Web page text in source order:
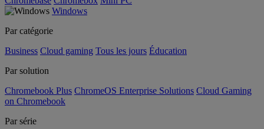
Windows
Par catégorie
Business Cloud gaming Tous les jours Éducation
Par solution
Chromebook Plus ChromeOS Enterprise Solutions Cloud Gaming
on Chromebook
Par série